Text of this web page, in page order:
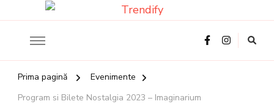
Prima pagină
Evenimente
Program si Bilete Nostalgia 2023 – Imaginarium